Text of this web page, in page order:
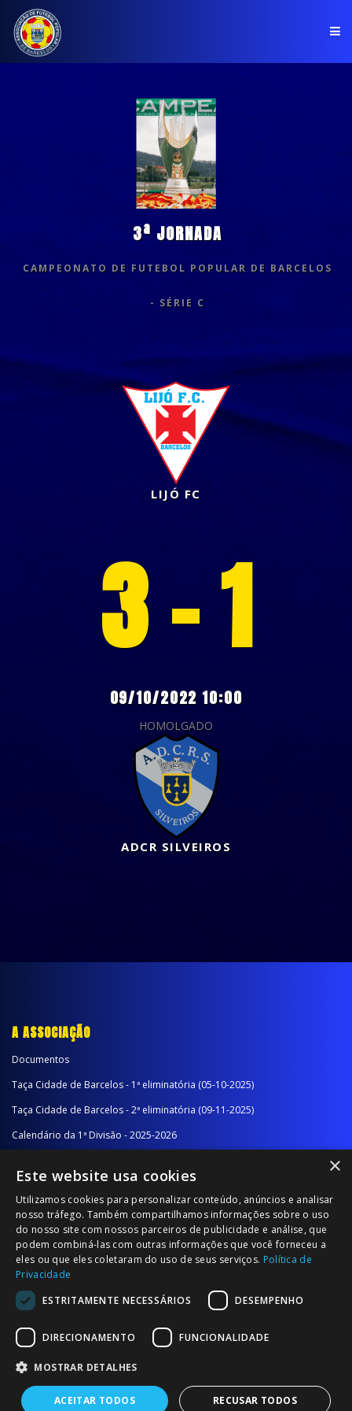
CLUBES
3ª JORNADA
CAMPEONATO DE FUTEBOL POPULAR DE BARCELOS
- SÉRIE C
LIJÓ FC
3 - 1
09/10/2022 10:00
HOMOLGADO
ADCR SILVEIROS
A ASSOCIAÇÃO
Documentos
Taça Cidade de Barcelos - 1ª eliminatória (05-10-2025)
Taça Cidade de Barcelos - 2ª eliminatória (09-11-2025)
Calendário da 1ª Divisão - 2025-2026
Calendário da 2ª Divisão - Série B - 2025-2026
Calendário da Época
NOTÍCIAS/COMUNICADOS
Notícias
Comunicados
© 2026 Associação Futebol Popular Barcelos
×
Este website usa cookies
Utilizamos cookies para personalizar conteúdo, anúncios e analisar
nosso tráfego. Também compartilhamos informações sobre o uso
do nosso site com nossos parceiros de publicidade e análise, que
podem combiná-las com outras informações que você forneceu a
eles ou que eles coletaram do uso de seus serviços. Política de
Privacidade
ESTRITAMENTE NECESSÁRIOS
DESEMPENHO
DIRECIONAMENTO FUNCIONALIDADE
MOSTRAR DETALHES
ACEITAR TODOS RECUSAR TODOS